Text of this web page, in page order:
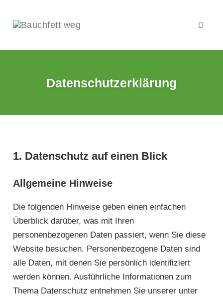
Datenschutzerklärung
1. Datenschutz auf einen Blick
Allgemeine Hinweise
Die folgenden Hinweise geben einen einfachen
Überblick darüber, was mit Ihren
personenbezogenen Daten passiert, wenn Sie diese
Website besuchen. Personenbezogene Daten sind
alle Daten, mit denen Sie persönlich identifiziert
werden können. Ausführliche Informationen zum
Thema Datenschutz entnehmen Sie unserer unter